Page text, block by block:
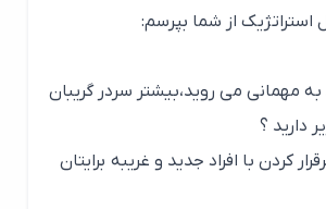
از شما بپرسم:
می روید،بیشتر سردر گریبان
؟
کردن با افراد جدید و غریبه برایتان